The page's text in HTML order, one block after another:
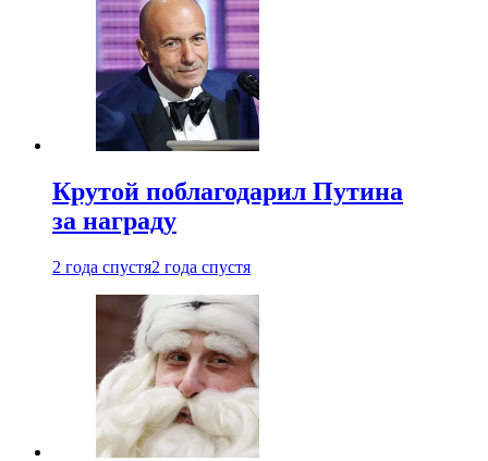
Крутой поблагодарил Путина
за награду
2 года спустя2 года спустя